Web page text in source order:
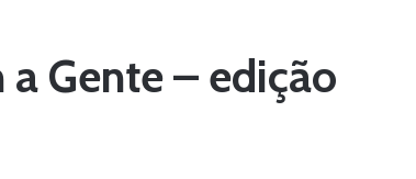
Gente – edição